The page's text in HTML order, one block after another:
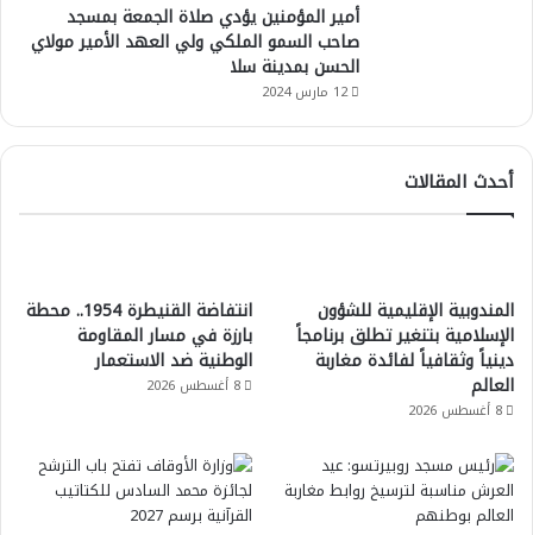
أمير المؤمنين يؤدي صلاة الجمعة بمسجد
صاحب السمو الملكي ولي العهد الأمير مولاي
الحسن بمدينة سلا
12 مارس 2024
أحدث المقالات
المندوبية الإقليمية للشؤون
الإسلامية بتنغير تطلق برنامجاً
دينياً وثقافياً لفائدة مغاربة
العالم
8 أغسطس 2026
انتفاضة القنيطرة 1954.. محطة
بارزة في مسار المقاومة
الوطنية ضد الاستعمار
8 أغسطس 2026